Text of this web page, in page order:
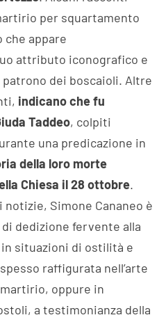
per squartamento
che appare
attributo iconografico e
dei boscaioli. Altre
indicano che fu
Taddeo, colpiti
una predicazione in
della loro morte
Chiesa il 28 ottobre.
Simone Cananeo è
dedizione fervente alla
in situazioni di ostilità e
raffigurata nell’arte
oppure in
a testimonianza della